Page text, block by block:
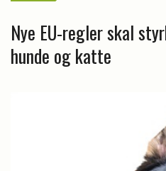
Nye EU-regler skal
hunde og katte